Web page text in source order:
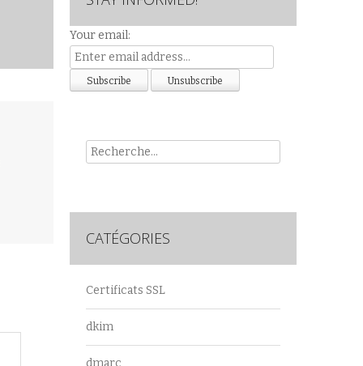
Your email:
Rech
CATÉGORIES
Certificats SSL
dkim
dmarc